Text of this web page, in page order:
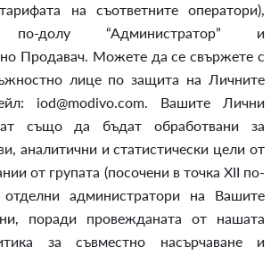
на съответните оператори),
по-долу “Администратор” и
Продавач. Можете да се свържете с
лице по защита на Личните
iod@modivo.com. Вашите Лични
също да бъдат обработвани за
аналитични и статистически цели от
от групата (посочени в точка XII по-
администратори на Вашите
поради провежданата от нашата
за съвместно насърчаване и